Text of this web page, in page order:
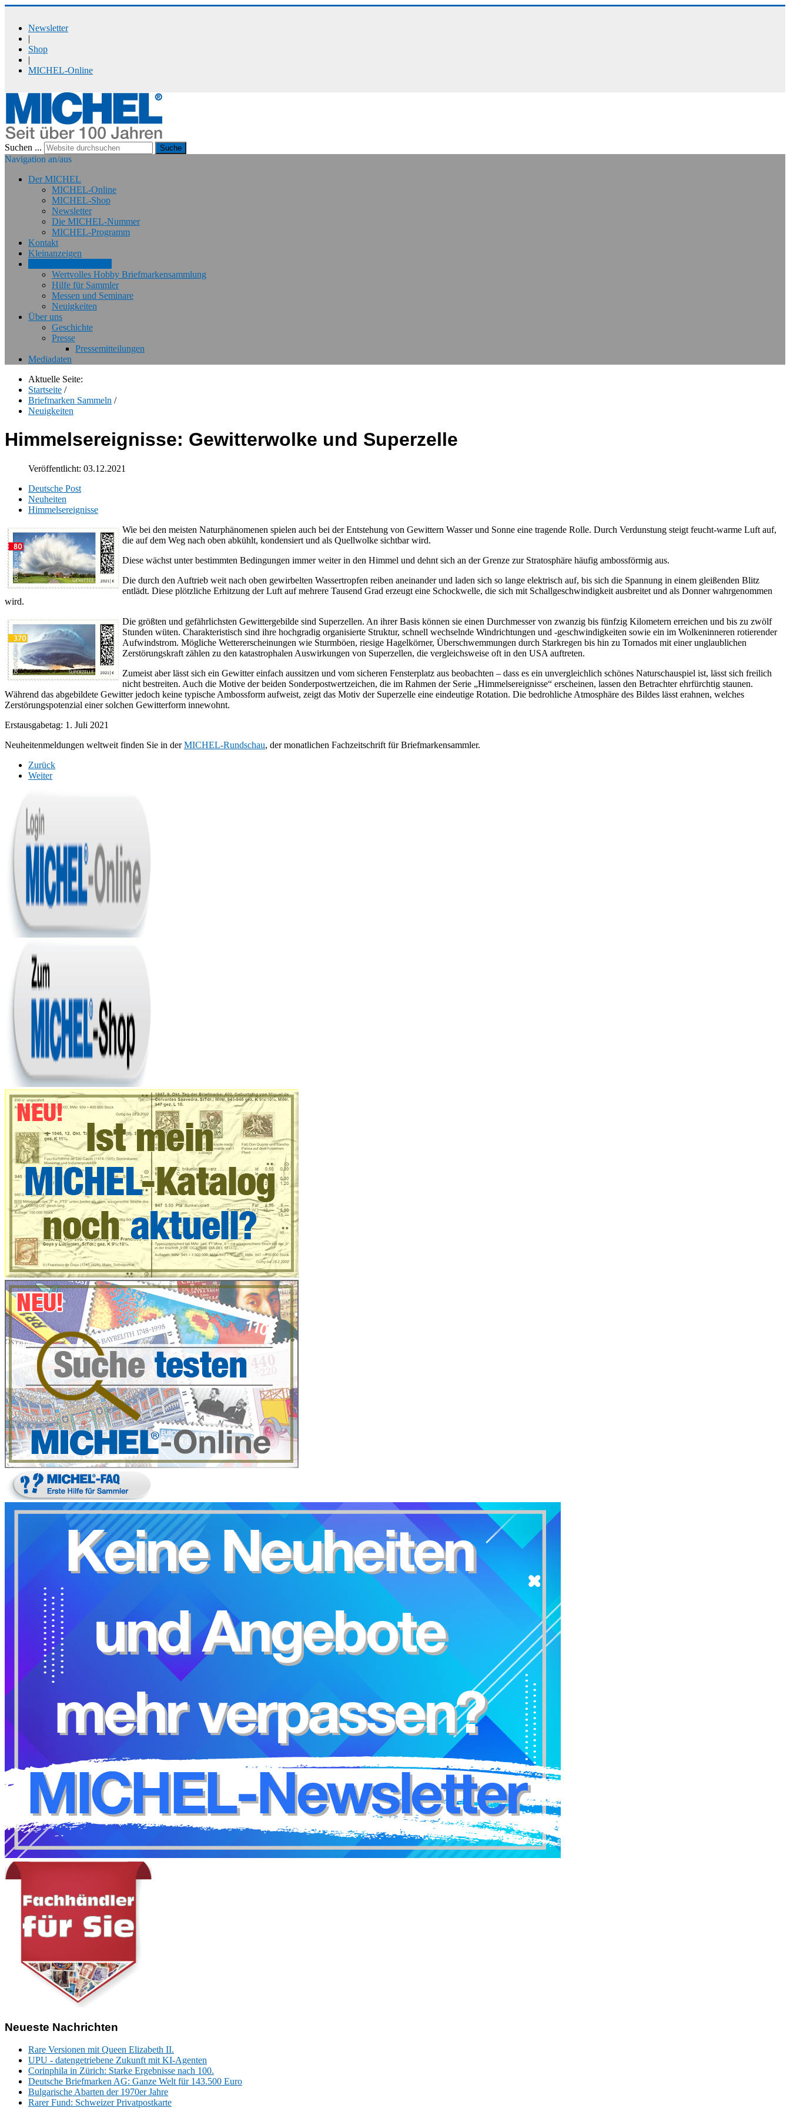
Newsletter
|
Shop
|
MICHEL-Online
Suchen ... Suche
Navigation an/aus
Der MICHEL
MICHEL-Online
MICHEL-Shop
Newsletter
Die MICHEL-Nummer
MICHEL-Programm
Kontakt
Kleinanzeigen
Wertvolles Hobby Briefmarkensammlung
Hilfe für Sammler
Messen und Seminare
Neuigkeiten
Über uns
Geschichte
Presse
Pressemitteilungen
Mediadaten
Aktuelle Seite:
Startseite /
Briefmarken Sammeln /
Neuigkeiten
Himmelsereignisse: Gewitterwolke und Superzelle
Veröffentlicht: 03.12.2021
Deutsche Post
Neuheiten
Himmelsereignisse
Wie bei den meisten Naturphänomenen spielen auch bei der Entstehung von Gewittern Wasser und Sonne eine tragende Rolle. Durch Verdunstung steigt feucht-warme Luft auf,
die auf dem Weg nach oben abkühlt, kondensiert und als Quellwolke sichtbar wird.
Diese wächst unter bestimmten Bedingungen immer weiter in den Himmel und dehnt sich an der Grenze zur Stratosphäre häufig ambossförmig aus.
Die durch den Auftrieb weit nach oben gewirbelten Wassertropfen reiben aneinander und laden sich so lange elektrisch auf, bis sich die Spannung in einem gleißenden Blitz
entlädt. Diese plötzliche Erhitzung der Luft auf mehrere Tausend Grad erzeugt eine Schockwelle, die sich mit Schallgeschwindigkeit ausbreitet und als Donner wahrgenommen
wird.
Die größten und gefährlichsten Gewittergebilde sind Superzellen. An ihrer Basis können sie einen Durchmesser von zwanzig bis fünfzig Kilometern erreichen und bis zu zwölf
Stunden wüten. Charakteristisch sind ihre hochgradig organisierte Struktur, schnell wechselnde Windrichtungen und -geschwindigkeiten sowie ein im Wolkeninneren rotierender
Aufwindstrom. Mögliche Wettererscheinungen wie Sturmböen, riesige Hagelkörner, Überschwemmungen durch Starkregen bis hin zu Tornados mit einer unglaublichen
Zerstörungskraft zählen zu den katastrophalen Auswirkungen von Superzellen, die vergleichsweise oft in den USA auftreten.
Zumeist aber lässt sich ein Gewitter einfach aussitzen und vom sicheren Fensterplatz aus beobachten – dass es ein unvergleichlich schönes Naturschauspiel ist, lässt sich freilich
nicht bestreiten. Auch die Motive der beiden Sonderpostwertzeichen, die im Rahmen der Serie „Himmelsereignisse“ erscheinen, lassen den Betrachter ehrfürchtig staunen.
Während das abgebildete Gewitter jedoch keine typische Ambossform aufweist, zeigt das Motiv der Superzelle eine eindeutige Rotation. Die bedrohliche Atmosphäre des Bildes lässt erahnen, welches
Zerstörungspotenzial einer solchen Gewitterform innewohnt.
Erstausgabetag: 1. Juli 2021
Neuheitenmeldungen weltweit finden Sie in derMICHEL-Rundschau, der monatlichen Fachzeitschrift für Briefmarkensammler.
Zurück
Weiter
Neueste Nachrichten
Rare Versionen mit Queen Elizabeth II.
UPU - datengetriebene Zukunft mit KI-Agenten
Corinphila in Zürich: Starke Ergebnisse nach 100.
Deutsche Briefmarken AG: Ganze Welt für 143.500 Euro
Bulgarische Abarten der 1970er Jahre
Rarer Fund: Schweizer Privatpostkarte